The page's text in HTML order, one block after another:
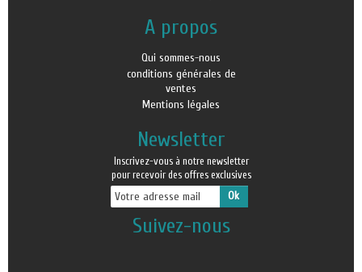
A propos
Qui sommes-nous
conditions générales de
ventes
Mentions légales
Newsletter
Inscrivez-vous à notre newsletter
pour recevoir des offres exclusives
Suivez-nous